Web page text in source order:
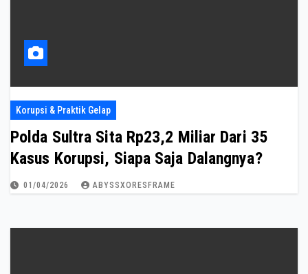
Korupsi & Praktik Gelap
Polda Sultra Sita Rp23,2 Miliar Dari 35
Kasus Korupsi, Siapa Saja Dalangnya?
01/04/2026 ABYSSXORESFRAME